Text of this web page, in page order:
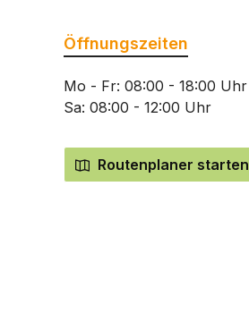
Öffnungszeiten
Mo - Fr: 08:00 - 18:00 Uhr
Sa: 08:00 - 12:00 Uhr
Routenplaner starten